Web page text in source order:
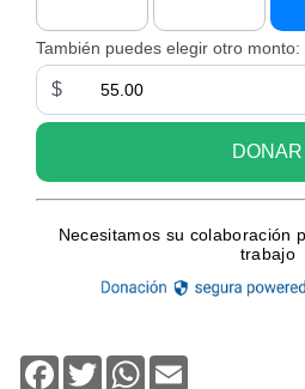
Facebook
TwitterWhatsApp